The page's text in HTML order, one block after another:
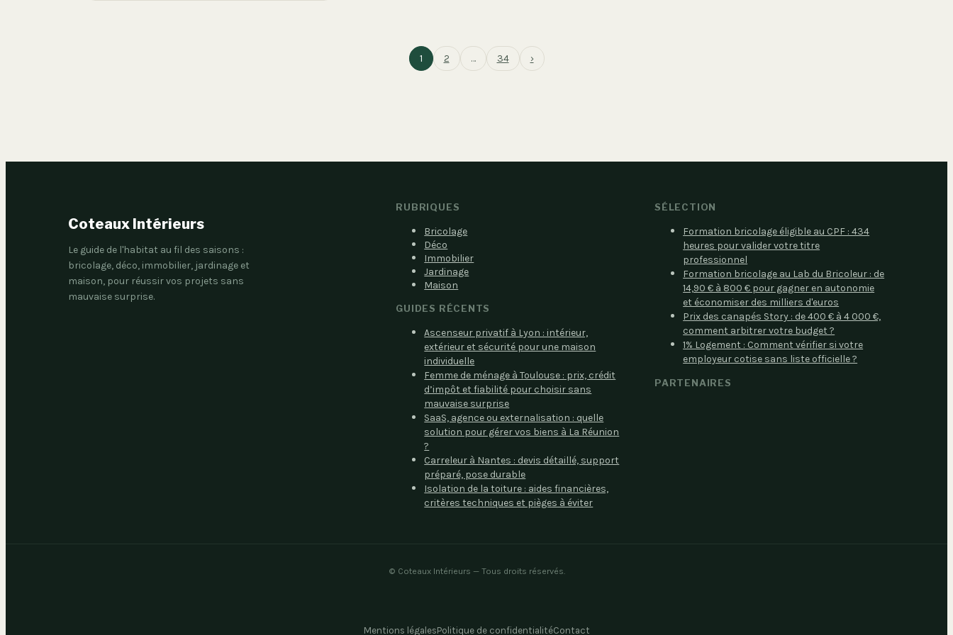
1 2 … 34 ›
Coteaux Intérieurs
Le guide de l'habitat au fil des saisons :
bricolage, déco, immobilier, jardinage et
maison, pour réussir vos projets sans
mauvaise surprise.
RUBRIQUES
Bricolage
Déco
Immobilier
Jardinage
Maison
GUIDES RÉCENTS
Ascenseur privatif à Lyon : intérieur,
extérieur et sécurité pour une maison
individuelle
Femme de ménage à Toulouse : prix, crédit
d’impôt et fiabilité pour choisir sans
mauvaise surprise
SaaS, agence ou externalisation : quelle
solution pour gérer vos biens à La Réunion
?
Carreleur à Nantes : devis détaillé, support
préparé, pose durable
Isolation de la toiture : aides financières,
critères techniques et pièges à éviter
SÉLECTION
Formation bricolage éligible au CPF : 434
heures pour valider votre titre
professionnel
Formation bricolage au Lab du Bricoleur : de
14,90 € à 800 € pour gagner en autonomie
et économiser des milliers d'euros
Prix des canapés Story : de 400 € à 4 000 €,
comment arbitrer votre budget ?
1% Logement : Comment vérifier si votre
employeur cotise sans liste officielle ?
PARTENAIRES
© Coteaux Intérieurs — Tous droits réservés.
Mentions légalesPolitique de confidentialitéContact